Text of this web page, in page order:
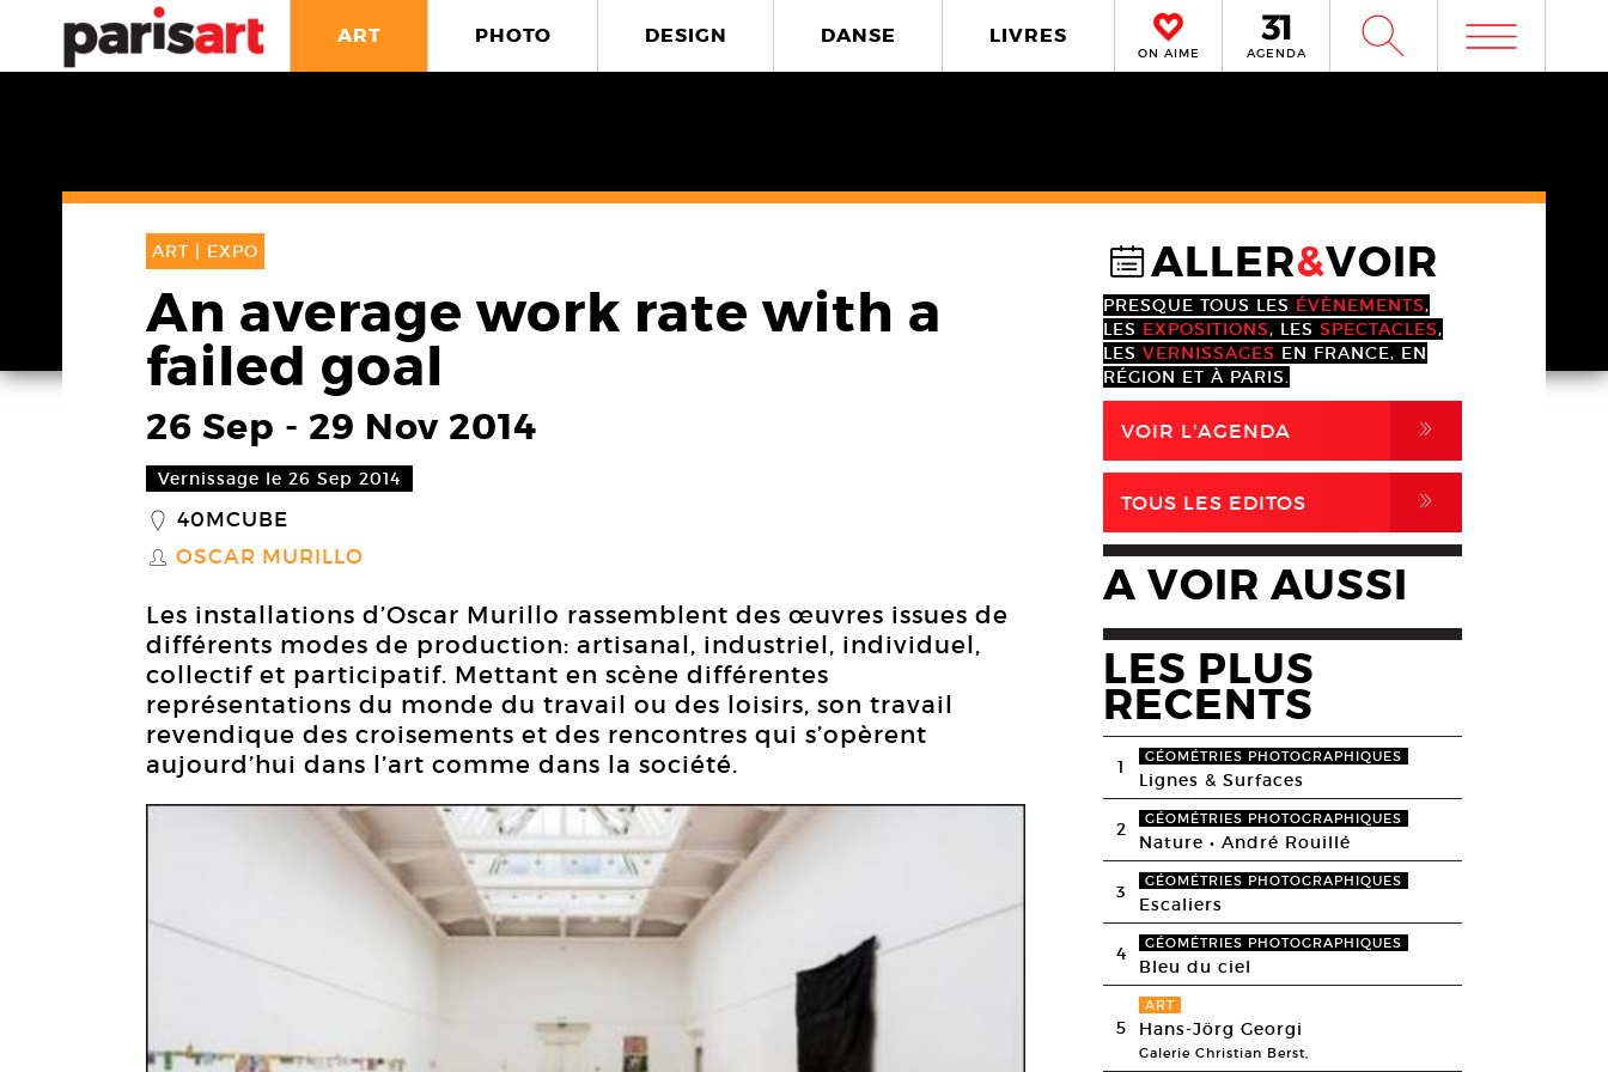
ART PHOTO DESIGN DANSE LIVRES
ON AIME AGENDA W m
ART | EXPO
An average work rate with a
failed goal
26 Sep - 29 Nov 2014
Vernissage le 26 Sep 2014
_ 40MCUBE
S OSCAR MURILLO
Les installations d’Oscar Murillo rassemblent des œuvres issues de
différents modes de production: artisanal, industriel, individuel,
collectif et participatif. Mettant en scène différentes
représentations du monde du travail ou des loisirs, son travail
revendique des croisements et des rencontres qui s’opèrent
aujourd’hui dans l’art comme dans la société.
@ALLER&VOIR
PRESQUE TOUS LES ÉVÈNEMENTS,
LES EXPOSITIONS, LES SPECTACLES,
LES VERNISSAGES EN FRANCE, EN
RÉGION ET À PARIS.
VOIR L'AGENDA ,
TOUS LES EDITOS ,
A VOIR AUSSI
LES PLUS
RECENTS
1 GÉOMÉTRIES PHOTOGRAPHIQUES
Lignes & Surfaces
2 GÉOMÉTRIES PHOTOGRAPHIQUES
Nature • André Rouillé
3 GÉOMÉTRIES PHOTOGRAPHIQUES
Escaliers
4 GÉOMÉTRIES PHOTOGRAPHIQUES
Bleu du ciel
5
ART
Hans-Jörg Georgi
Galerie Christian Berst,